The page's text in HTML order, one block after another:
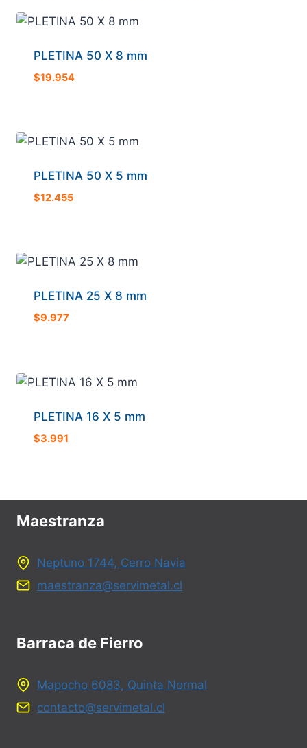
PLETINA 50 X 8 mm
$19.954
PLETINA 50 X 5 mm
$12.455
PLETINA 25 X 8 mm
$9.977
PLETINA 16 X 5 mm
$3.991
Maestranza
Neptuno 1744, Cerro Navia
maestranza@servimetal.cl
Barraca de Fierro
Mapocho 6083, Quinta Normal
contacto@servimetal.cl